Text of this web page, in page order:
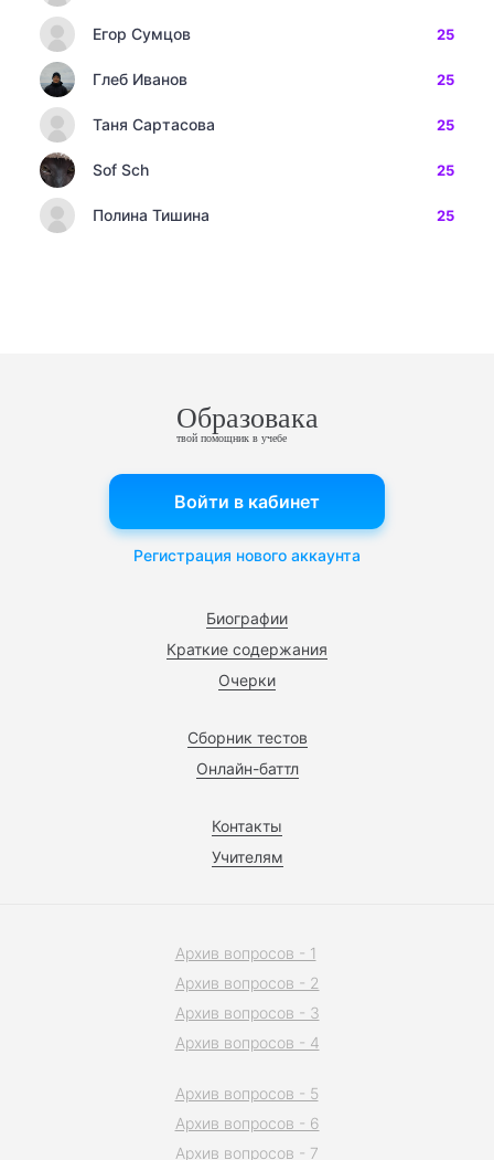
Егор Сумцов 25
Глеб Иванов 25
Таня Сартасова 25
Sof Sch 25
Полина Тишина 25
Образовака
твой помощник в учебе
Биографии
Краткие содержания
Очерки
Сборник тестов
Онлайн-баттл
Контакты
Учителям
Войти в кабинет
Регистрация нового аккаунта
Архив вопросов - 1
Архив вопросов - 2
Архив вопросов - 3
Архив вопросов - 4
Архив вопросов - 5
Архив вопросов - 6
Архив вопросов - 7